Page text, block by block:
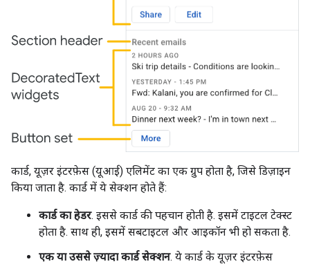
कार्ड, यूज़र इंटरफ़ेस (यूआई) एलिमेंट का एक ग्रुप होता है, जिसे डिज़ाइन
किया जाता है. कार्ड में ये सेक्शन होते हैं:
कार्ड का हेडर. इससे कार्ड की पहचान होती है. इसमें टाइटल टेक्स्ट
होता है. साथ ही, इसमें सबटाइटल और आइकॉन भी हो सकता है.
एक या उससे ज़्यादा कार्ड सेक्शन. ये कार्ड के यूज़र इंटरफ़ेस